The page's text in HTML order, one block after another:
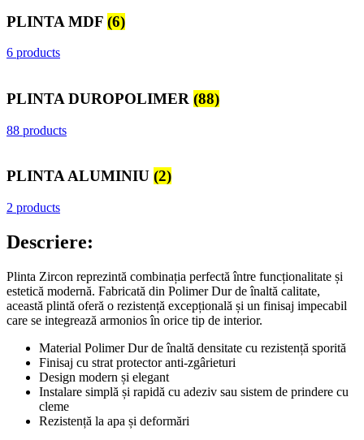
PLINTA MDF (6)
6 products
PLINTA DUROPOLIMER (88)
88 products
PLINTA ALUMINIU (2)
2 products
Descriere:
Plinta Zircon reprezintă combinația perfectă între funcționalitate și
estetică modernă. Fabricată din Polimer Dur de înaltă calitate,
această plintă oferă o rezistență excepțională și un finisaj impecabil
care se integrează armonios în orice tip de interior.
Material Polimer Dur de înaltă densitate cu rezistență sporită
Finisaj cu strat protector anti-zgârieturi
Design modern și elegant
Instalare simplă și rapidă cu adeziv sau sistem de prindere cu
cleme
Rezistență la apa și deformări